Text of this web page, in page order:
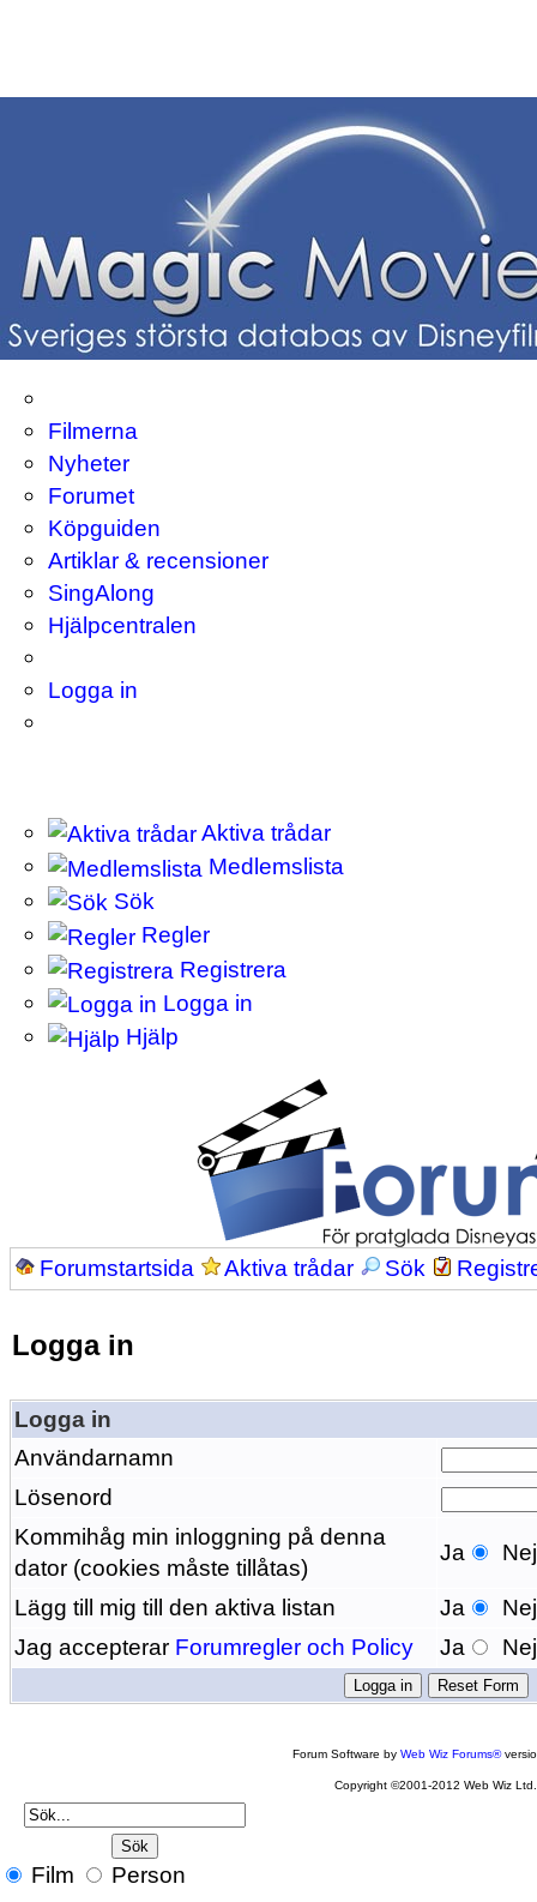
Filmerna
Nyheter
Forumet
Köpguiden
Artiklar & recensioner
SingAlong
Hjälpcentralen
Logga in
Aktiva trådar
Medlemslista
Sök
Regler
Registrera
Logga in
Hjälp
Forumstartsida Aktiva trådar Sök
Logga in
Logga in
Användarnamn
Lösenord
Kommihåg min inloggning på denna
dator (cookies måste tillåtas)
Ja Nej
Lägg till mig till den aktiva listan Ja
Nej
Jag accepterar Forumregler och Policy Ja Nej
Forum Software byWeb Wiz Forums®
Copyright ©2001-2012 Web Wiz Ltd.
Film Person